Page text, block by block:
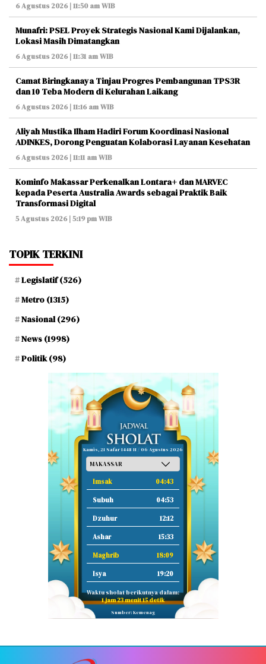
6 Agustus 2026 | 11:50 am WIB
Munafri: PSEL Proyek Strategis Nasional Kami Dijalankan,
Lokasi Masih Dimatangkan
6 Agustus 2026 | 11:31 am WIB
Camat Biringkanaya Tinjau Progres Pembangunan TPS3R
dan 10 Teba Modern di Kelurahan Laikang
6 Agustus 2026 | 11:16 am WIB
Aliyah Mustika Ilham Hadiri Forum Koordinasi Nasional
ADINKES, Dorong Penguatan Kolaborasi Layanan Kesehatan
6 Agustus 2026 | 11:11 am WIB
Kominfo Makassar Perkenalkan Lontara+ dan MARVEC
kepada Peserta Australia Awards sebagai Praktik Baik
Transformasi Digital
5 Agustus 2026 | 5:19 pm WIB
TOPIK TERKINI
Legislatif(526)
Metro (1315)
Nasional(296)
News (1998)
Politik(98)
Kamis, 21 Safar 1448 H / 06 Agustus 2026
Imsak 04:43
Subuh 04:53
Dzuhur 12:12
Ashar 15:33
Maghrib 18:09
Isya 19:20
Waktu sholat berikutnya dalam:
1 jam 23 menit 14 detik
Sumber: Kemenag